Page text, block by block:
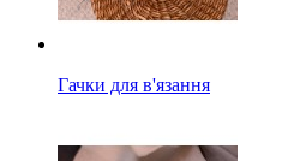
Гачки для в'язання